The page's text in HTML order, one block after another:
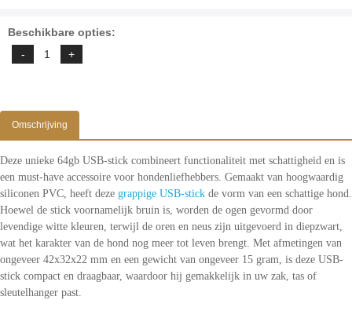
Beschikbare opties:
Omschrijving
Deze unieke 64gb USB-stick combineert functionaliteit met schattigheid en is
een must-have accessoire voor hondenliefhebbers. Gemaakt van hoogwaardig
siliconen PVC, heeft deze grappige USB-stick de vorm van een schattige hond.
Hoewel de stick voornamelijk bruin is, worden de ogen gevormd door
levendige witte kleuren, terwijl de oren en neus zijn uitgevoerd in diepzwart,
wat het karakter van de hond nog meer tot leven brengt. Met afmetingen van
ongeveer 42x32x22 mm en een gewicht van ongeveer 15 gram, is deze USB-
stick compact en draagbaar, waardoor hij gemakkelijk in uw zak, tas of
sleutelhanger past.